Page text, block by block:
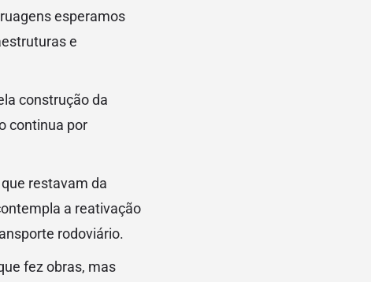
esperamos
e
construção da
continua por
restavam da
a reativação
rodoviário.
fez obras, mas